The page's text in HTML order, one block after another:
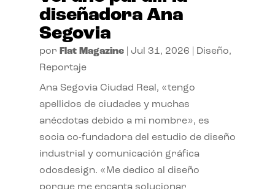
diseñadora Ana
Segovia
por Flat Magazine| Jul 31, 2026 Diseño,
Reportaje
Ana Segovia Ciudad Real, «tengo
apellidos de ciudades y muchas
anécdotas debido a mi nombre», es
socia co-fundadora del estudio de diseño
industrial y comunicación gráfica
odosdesign. «Me dedico al diseño